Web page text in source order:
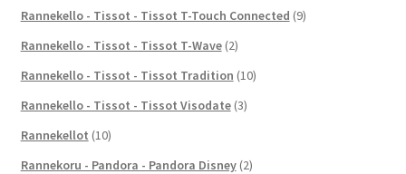
Rannekello - Tissot - Tissot T-Touch Connected (9)
Rannekello - Tissot - Tissot T-Wave (2)
Rannekello - Tissot - Tissot Tradition (10)
Rannekello - Tissot - Tissot Visodate (3)
Rannekellot (10)
Rannekoru - Pandora - Pandora Disney (2)